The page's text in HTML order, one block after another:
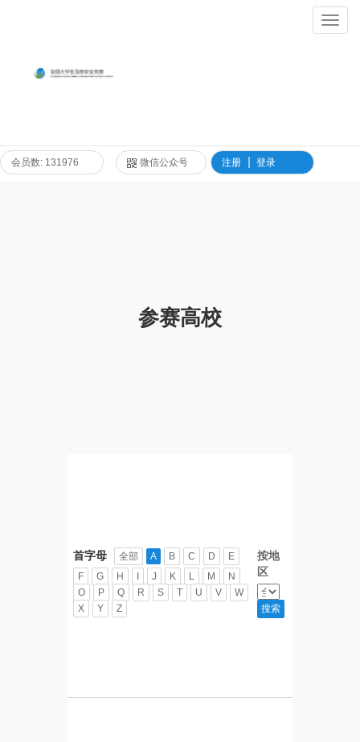
会员数: 131976 微信公众号 注册 登录
参赛高校
首字母 全部 A B C D
E
F
G H J K L M
N
O
P Q R S T U V
W
X
Y Z
按地
区